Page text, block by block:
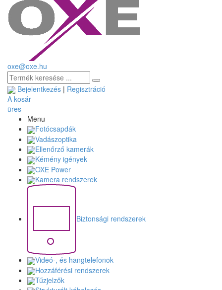
oxe@oxe.hu
Bejelentkezés | Regisztráció
A kosár
üres
Menu
Fotócsapdák
Vadászoptika
Ellenőrző kamerák
Kémény igények
OXE Power
Kamera rendszerek
Biztonsági rendszerek
Videó-, és hangtelefonok
Hozzáférési rendszerek
Tűzjelzők